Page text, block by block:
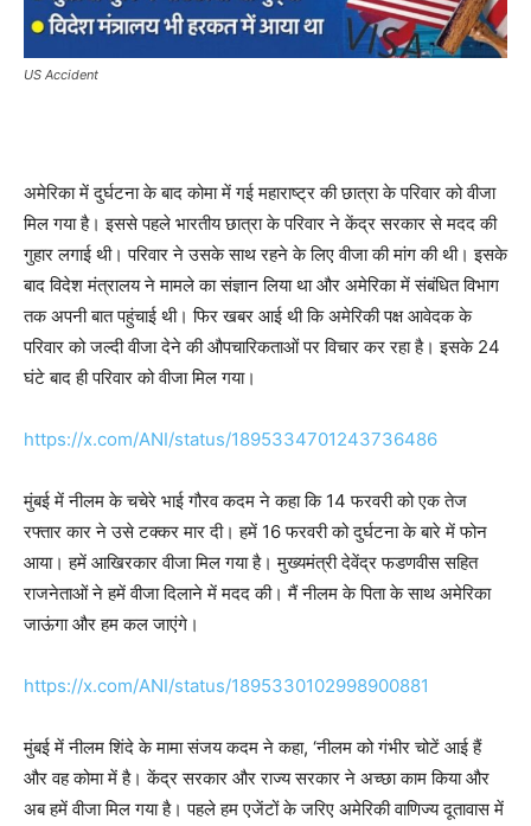
US Accident
अमेरिका में दुर्घटना के बाद कोमा में गई महाराष्ट्र की छात्रा के परिवार को वीजा
मिल गया है। इससे पहले भारतीय छात्रा के परिवार ने केंद्र सरकार से मदद की
गुहार लगाई थी। परिवार ने उसके साथ रहने के लिए वीजा की मांग की थी। इसके
बाद विदेश मंत्रालय ने मामले का संज्ञान लिया था और अमेरिका में संबंधित विभाग
तक अपनी बात पहुंचाई थी। फिर खबर आई थी कि अमेरिकी पक्ष आवेदक के
परिवार को जल्दी वीजा देने की औपचारिकताओं पर विचार कर रहा है। इसके 24
घंटे बाद ही परिवार को वीजा मिल गया।
https://x.com/ANI/status/1895334701243736486
मुंबई में नीलम के चचेरे भाई गौरव कदम ने कहा कि 14 फरवरी को एक तेज
रफ्तार कार ने उसे टक्कर मार दी। हमें 16 फरवरी को दुर्घटना के बारे में फोन
आया। हमें आखिरकार वीजा मिल गया है। मुख्यमंत्री देवेंद्र फडणवीस सहित
राजनेताओं ने हमें वीजा दिलाने में मदद की। मैं नीलम के पिता के साथ अमेरिका
जाऊंगा और हम कल जाएंगे।
https://x.com/ANI/status/1895330102998900881
मुंबई में नीलम शिंदे के मामा संजय कदम ने कहा, ‘नीलम को गंभीर चोटें आई हैं
और वह कोमा में है। केंद्र सरकार और राज्य सरकार ने अच्छा काम किया और
अब हमें वीजा मिल गया है। पहले हम एजेंटों के जरिए अमेरिकी वाणिज्य दूतावास में